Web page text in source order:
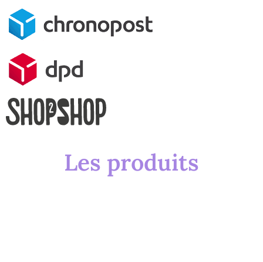
Les produits